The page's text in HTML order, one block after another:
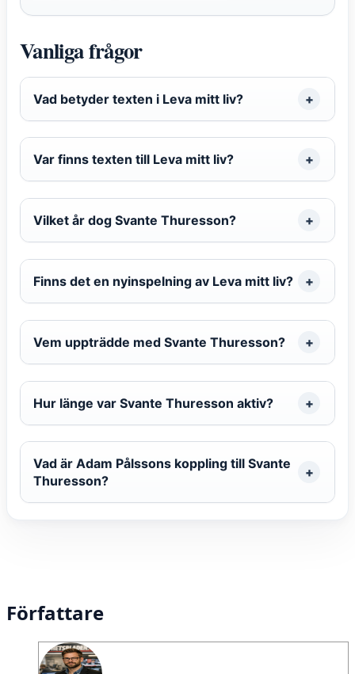
Vanliga frågor
Vad betyder texten i Leva mitt liv?
Var finns texten till Leva mitt liv?
Vilket år dog Svante Thuresson?
Finns det en nyinspelning av Leva mitt liv?
Vem uppträdde med Svante Thuresson?
Hur länge var Svante Thuresson aktiv?
Vad är Adam Pålssons koppling till Svante
Thuresson?
Författare